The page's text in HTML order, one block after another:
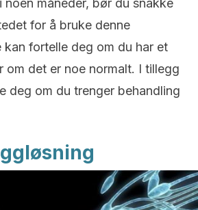
noen måneder, bør du snakke
for å bruke denne
kan fortelle deg om du har et
om det er noe normalt. I tillegg
deg om du trenger behandling